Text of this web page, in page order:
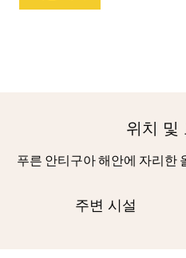
위치 및
푸른 안티구아 해안에 자리한
주변 시설